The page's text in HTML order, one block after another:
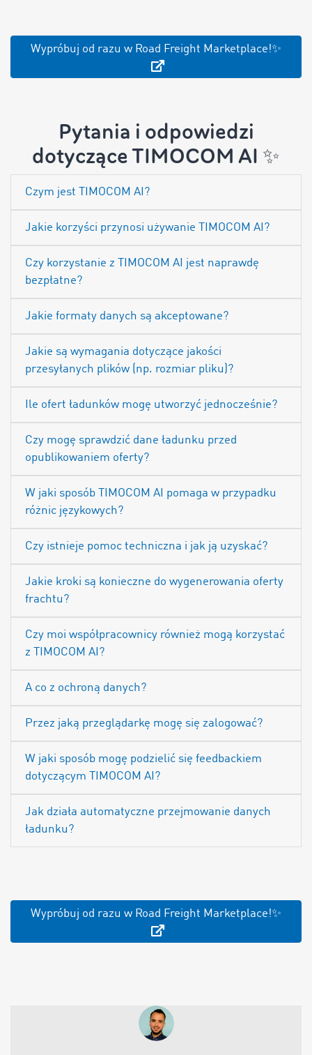
Wypróbuj od razu w Road Freight Marketplace!✨
Pytania i odpowiedzi
dotyczące TIMOCOM AI ✨
Czym jest TIMOCOM AI?
Jakie korzyści przynosi używanie TIMOCOM AI?
Czy korzystanie z TIMOCOM AI jest naprawdę
bezpłatne?
Jakie formaty danych są akceptowane?
Jakie są wymagania dotyczące jakości
przesyłanych plików (np. rozmiar pliku)?
Ile ofert ładunków mogę utworzyć jednocześnie?
Czy mogę sprawdzić dane ładunku przed
opublikowaniem oferty?
W jaki sposób TIMOCOM AI pomaga w przypadku
różnic językowych?
Czy istnieje pomoc techniczna i jak ją uzyskać?
Jakie kroki są konieczne do wygenerowania oferty
frachtu?
Czy moi współpracownicy również mogą korzystać
z TIMOCOM AI?
A co z ochroną danych?
Przez jaką przeglądarkę mogę się zalogować?
W jaki sposób mogę podzielić się feedbackiem
dotyczącym TIMOCOM AI?
Jak działa automatyczne przejmowanie danych
ładunku?
Wypróbuj od razu w Road Freight Marketplace!✨